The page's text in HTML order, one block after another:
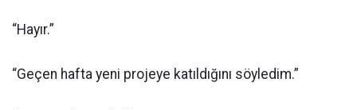
“Hayır.”
“Geçen hafta yeni projeye katıldığını söyledim.”